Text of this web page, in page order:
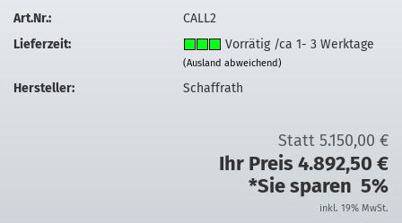
Art.Nr.:
CALL2
Lieferzeit:
Vorrätig /ca 1- 3 Werktage
(Ausland abweichend)
Hersteller: Schaffrath
Statt 5.150,00 €
Ihr Preis 4.892,50 €
*Sie sparen 5%
inkl. 19% MwSt.